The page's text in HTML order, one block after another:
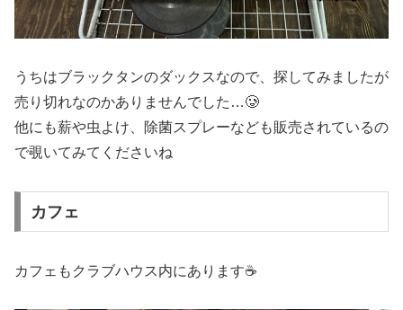
うちはブラックタンのダックスなので、探してみましたが
売り切れなのかありませんでした…🥲
他にも薪や虫よけ、除菌スプレーなども販売されているの
で覗いてみてくださいね
カフェ
カフェもクラブハウス内にあります☕